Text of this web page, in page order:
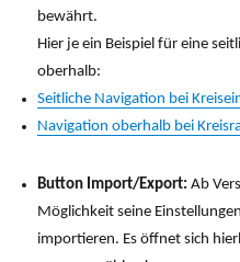
bewährt.
Hier je ein Beispiel für eine
oberhalb:
Seitliche Navigation bei
Navigation oberhalb bei
Button Import/Export: Ab
Möglichkeit seine
importieren. Es öffnet sich